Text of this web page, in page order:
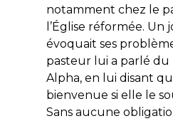
notamment chez le
l’Église réformée. Un
évoquait ses
pasteur lui a parlé du
Alpha, en lui disant
bienvenue si elle le
Sans aucune